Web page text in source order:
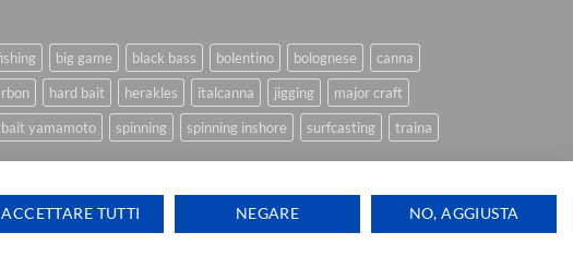
big game black bass bolentino bolognese
canna
hard bait herakles italcanna jigging
major craft
yamamoto spinning spinning inshore surfcasting
traina
ACCETTARE TUTTI NEGARE NO, AGGIUSTA